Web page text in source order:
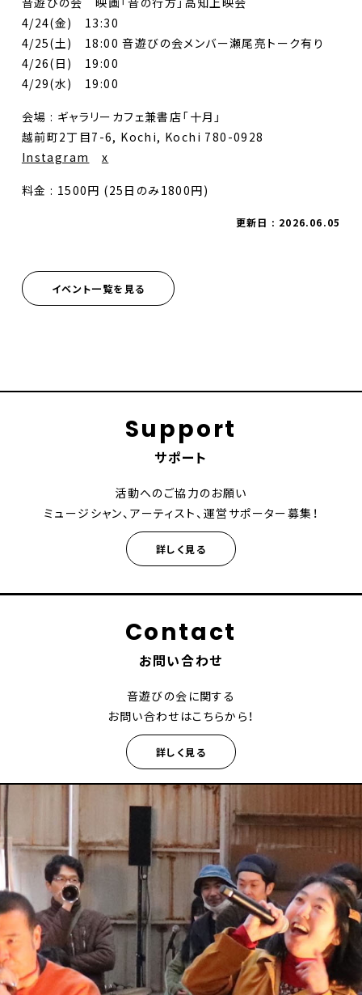
4/24(金) 13:30
4/25(土) 18:00 音遊びの会メンバー瀬尾亮トーク有り
4/26(日) 19:00
4/29(水) 19:00
会場 : ギャラリーカフェ兼書店「十月」
越前町2丁目7-6, Kochi, Kochi 780-0928
Instagram
x
料金 : 1500円 (25日のみ1800円)
更新日 : 2026.06.05
イベント一覧を見る
Support
サポート
活動へのご協力のお願い
ミュージシャン、アーティスト、運営サポーター募集！
詳しく見る
Contact
お問い合わせ
音遊びの会に関する
お問い合わせはこちらから！
詳しく見る